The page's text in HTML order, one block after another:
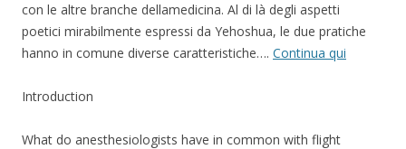
con le altre branche dellamedicina. Al di là degli aspetti
poetici mirabilmente espressi da Yehoshua, le due pratiche
hanno in comune diverse caratteristiche…. Continua qui
Introduction
What do anesthesiologists have in common with flight